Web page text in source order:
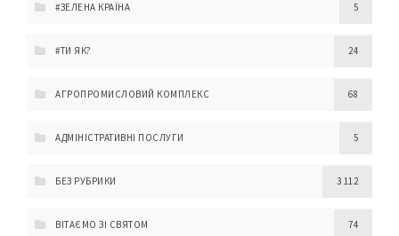
#ЗЕЛЕНА КРАЇНА 5
#ТИ ЯК? 24
АГРОПРОМИСЛОВИЙ КОМПЛЕКС 68
АДМІНІСТРАТИВНІ ПОСЛУГИ 5
БЕЗ РУБРИКИ 3 112
ВІТАЄМО ЗІ СВЯТОМ 74